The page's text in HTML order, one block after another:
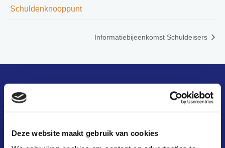
Deze website maakt gebruik van cookies
Schuldenknooppunt
Informatiebijeenkomst Schuldeisers
snel naar
wat is het?